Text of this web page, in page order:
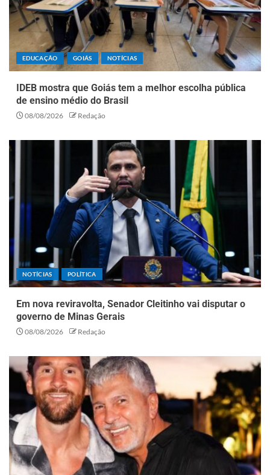
EDUCAÇÃO GOIÁS NOTÍCIAS
IDEB mostra que Goiás tem a melhor escolha pública
de ensino médio do Brasil
08/08/2026 Redação
NOTÍCIAS POLÍTICA
Em nova reviravolta, Senador Cleitinho vai disputar o
governo de Minas Gerais
08/08/2026 Redação